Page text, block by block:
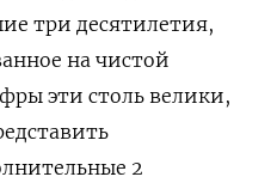
три десятилетия,
на чистой
эти столь велики,
2